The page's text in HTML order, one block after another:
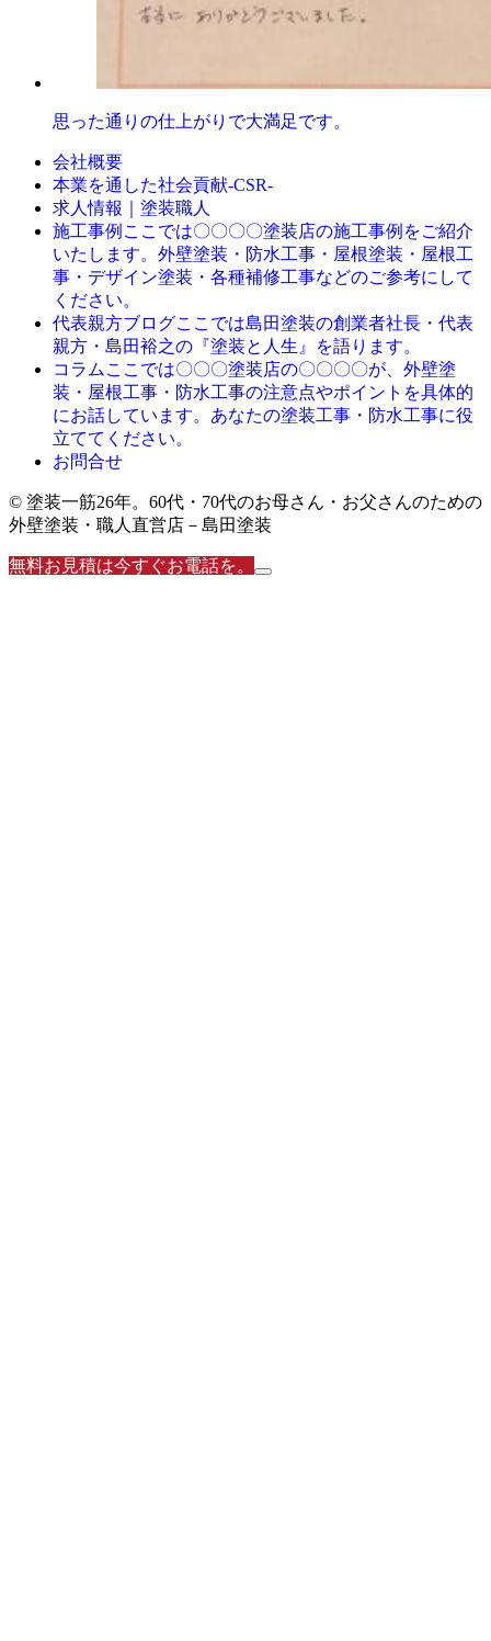
思った通りの仕上がりで大満足です。
会社概要
本業を通した社会貢献-CSR-
求人情報｜塗装職人
施工事例 ここでは〇〇〇〇塗装店の施工事例をご紹介
いたします。外壁塗装・防水工事・屋根塗装・屋根工
事・デザイン塗装・各種補修工事などのご参考にして
ください。
代表親方ブログここでは島田塗装の創業者社長・代表
親方・島田裕之の『塗装と人生』を語ります。
コラム ここでは〇〇〇塗装店の〇〇〇〇が、外壁塗
装・屋根工事・防水工事の注意点やポイントを具体的
にお話しています。あなたの塗装工事・防水工事に役
立ててください。
お問合せ
© 塗装一筋26年。60代・70代のお母さん・お父さんのための
外壁塗装・職人直営店－島田塗装
無料お見積は今すぐお電話を。